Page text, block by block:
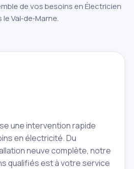
de vos besoins en Électricien
le Val‑de‑Marne.
une intervention rapide
en électricité. Du
neuve complète, notre
qualifiés est à votre service